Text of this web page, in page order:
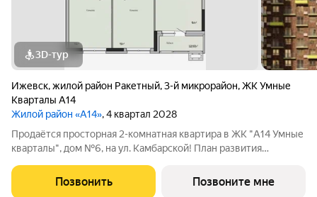
3D-тур
Ижевск,жилой район Ракетный,3-й микрорайон,ЖК Умные
Кварталы А14
Жилой район «А14», 4 квартал 2028
Продаётся просторная 2-комнатная квартира в ЖК "А14 Умные
кварталы", дом №6, на ул. Камбарской! План развития
2 красивых детских сада на 105 и 200 мест каждый. Рядом
расположены: школа №74,
Позвонить Позвоните мне